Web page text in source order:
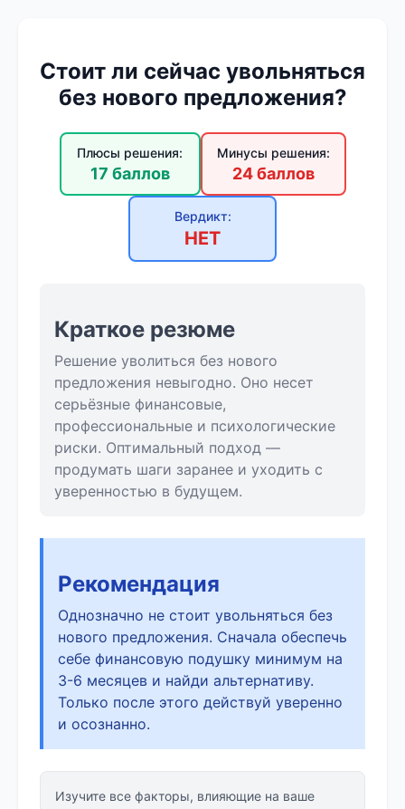
Стоит ли сейчас увольняться
без нового предложения?
Плюсы решения:
17 баллов
Минусы решения:
24 баллов
Вердикт:
НЕТ
Краткое резюме
Решение уволиться без нового
предложения невыгодно. Оно несет
серьёзные финансовые,
профессиональные и психологические
риски. Оптимальный подход —
продумать шаги заранее и уходить с
уверенностью в будущем.
Рекомендация
Однозначно не стоит увольняться без
нового предложения. Сначала обеспечь
себе финансовую подушку минимум на
3-6 месяцев и найди альтернативу.
Только после этого действуй уверенно
и осознанно.
Изучите все факторы, влияющие на ваше